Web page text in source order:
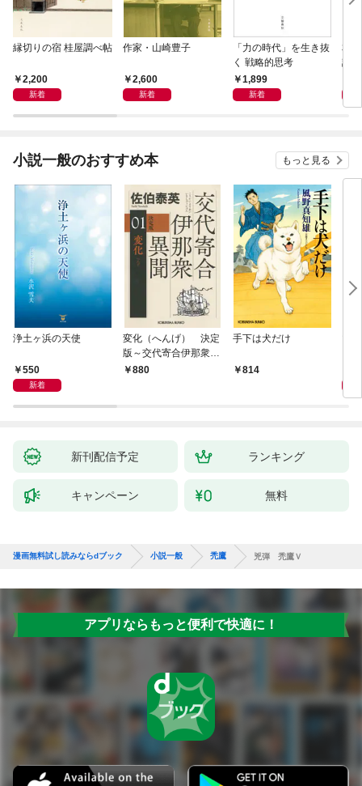
縁切りの宿 桂屋調べ帖
2,200
新着
作家・山崎豊子
2,600
新着
「力の時代」を生き抜
く 戦略的思考
1,899
新着
本
話）
小説一般のおすすめ本 もっと見る
浄土ヶ浜の天使
550
新着
変化（へんげ） 決定
版～交代寄合伊那衆異
聞（1）～
880
手下は犬だけ
814
新刊配信予定 ランキング
キャンペーン 無料
漫画無料試し読みならdブック 小説一般 禿鷹 兇弾 禿鷹Ｖ
アプリならもっと便利で快適に！